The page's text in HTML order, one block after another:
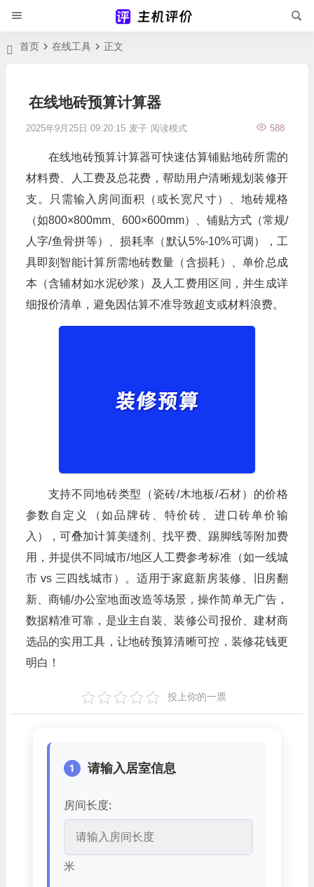
首页 在线工具 正文
在线地砖预算计算器
2025年9月25日 09:20:15 麦子 588
阅读模式
在线地砖预算计算器可快速估算铺贴地砖所需的
材料费、人工费及总花费，帮助用户清晰规划装修开
支。只需输入房间面积（或长宽尺寸）、地砖规格
（如800×800mm、600×600mm）、铺贴方式（常规/
人字/鱼骨拼等）、损耗率（默认5%-10%可调），工
具即刻智能计算所需地砖数量（含损耗）、单价总成
本（含辅材如水泥砂浆）及人工费用区间，并生成详
细报价清单，避免因估算不准导致超支或材料浪费。
支持不同地砖类型（瓷砖/木地板/石材）的价格
参数自定义​（如品牌砖、特价砖、进口砖单价输
入），可叠加计算美缝剂、找平费、踢脚线等附加费
用，并提供不同城市/地区人工费参考标准​（如一线城
市 vs 三四线城市）。适用于家庭新房装修、旧房翻
新、商铺/办公室地面改造等场景，操作简单无广告，
数据精准可靠，是业主自装、装修公司报价、建材商
选品的实用工具，让地砖预算清晰可控，装修花钱更
明白！
投上你的一票
1 请输入居室信息
房间长度:
米